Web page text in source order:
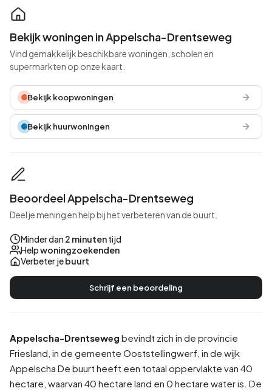
Appelscha-Drentseweg bevindt zich in de provincie
Friesland , in de gemeente Ooststellingwerf , in de wijk
Appelscha De buurt heeft een totaal oppervlakte van 40
hectare, waarvan 40 hectare land en 0 hectare water is. De
Bekijk woningen in Appelscha-Drentseweg
Vind gemakkelijk beschikbare woningen, scholen en
supermarkten op onze kaart.
Bekijk koopwoningen
Bekijk huurwoningen
Beoordeel Appelscha-Drentseweg
Deel je mening en help bij het verbeteren van de buurt.
Minder dan 2 minutentijd
Helpwoningzoekenden
Verbeter jebuurt
Schrijf een beoordeling